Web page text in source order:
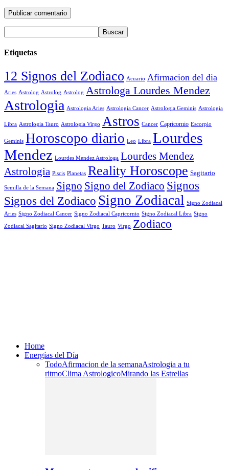
Etiquetas
12 Signos del Zodiaco Acuario Afirmacion del dia
Aries Astrolog Astrolog Astrolog Astrologa Lourdes Mendez
Astrologia Astrologia Aries Astrologia Cancer Astrologia Geminis Astrologia
Libra Astrologia Tauro Astrologia Virgo Astros Cancer Capricornio Escorpio
Geminis Horoscopo diario Leo Libra Lourdes
Mendez Lourdes Mendez Astrologa Lourdes Mendez
Astrologia Piscis Planetas Reality Horoscope Sagitario
Semilla de la Semana Signo Signo del Zodiaco Signos
Signos del Zodiaco Signo Zodiacal Signo Zodiacal
Aries Signo Zodiacal Cancer Signo Zodiacal Capricornio Signo Zodiacal Libra Signo
Zodiacal Sagitario Signo Zodiacal Virgo Tauro Virgo Zodiaco
Home
Energías del Día
TodoAfirmacion de la semanaAstrologia a tu
ritmoClima AstrologicoMirando las Estrellas